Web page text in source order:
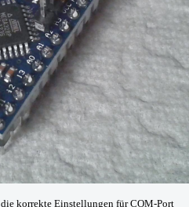
korrekte Einstellungen für COM-Port